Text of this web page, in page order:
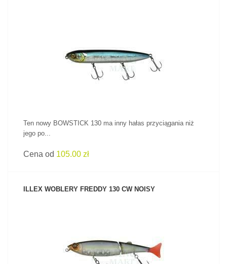
Ten nowy BOWSTICK 130 ma inny hałas przyciągania niż
jego po...
Cena od 105.00 zł
ILLEX WOBLERY FREDDY 130 CW NOISY
ZOBACZ PRODUKT